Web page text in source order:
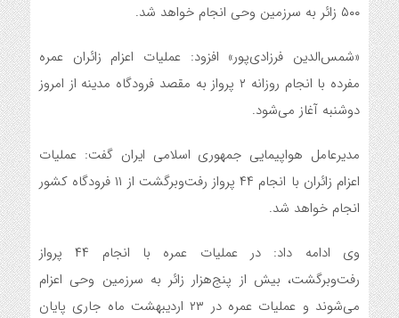
۵۰۰ زائر به سرزمین وحی انجام خواهد شد.
«شمس‌الدین فرزادی‌پور» افزود: عملیات اعزام زائران عمره
مفرده با انجام روزانه ۲ پرواز به مقصد فرودگاه مدینه از امروز
دوشنبه آغاز می‌شود.
مدیرعامل هواپیمایی جمهوری اسلامی ایران گفت: عملیات
اعزام زائران با انجام ۴۴ پرواز رفت‌وبرگشت از ۱۱ فرودگاه کشور
انجام خواهد شد.
وی ادامه‌ داد: در عملیات عمره با انجام ۴۴ پرواز
رفت‌وبرگشت، بیش از پنج‌هزار زائر به سرزمین وحی اعزام
می‌شوند و عملیات عمره در ۲۳ اردیبهشت ماه جاری پایان